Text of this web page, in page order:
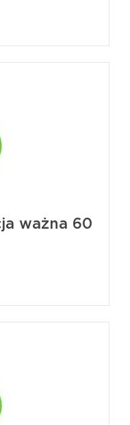
ważna 60